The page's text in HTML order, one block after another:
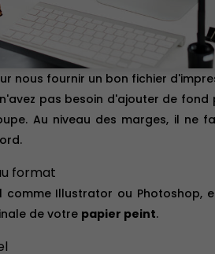
nous fournir un bon fichier
pas besoin d'ajouter de fond
Au niveau des marges, il ne
format
comme Illustrator ou Photoshop,
de votre papier peint.